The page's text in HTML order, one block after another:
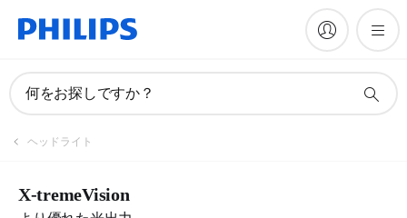
何をお探しですか？
ヘッドライト
X-tremeVision